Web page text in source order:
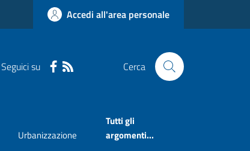
Accedi all'area personale
Seguici su Cerca
Urbanizzazione
Tutti gli
argomenti...